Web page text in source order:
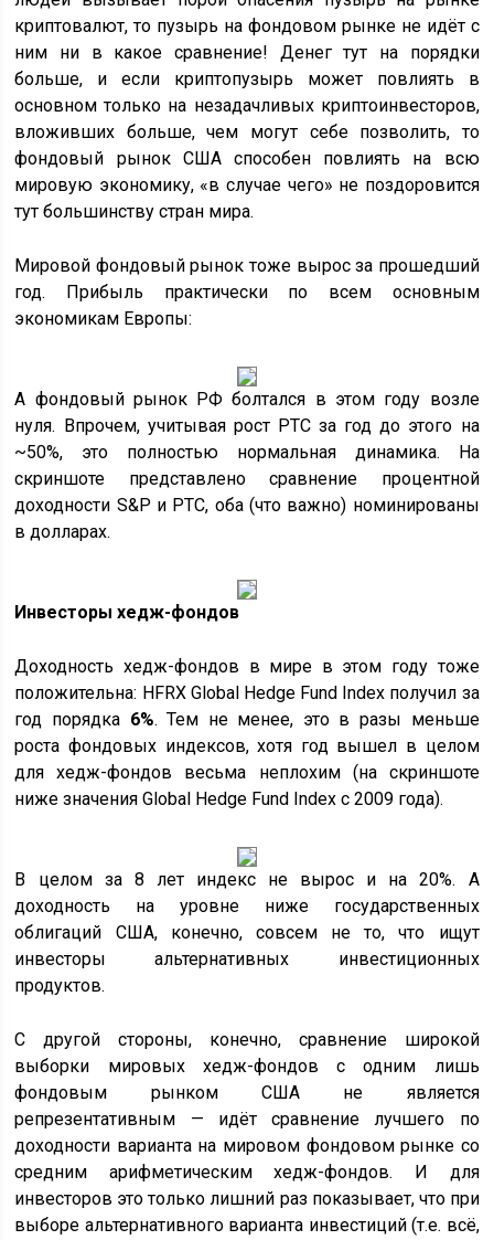
криптовалют, то пузырь на фондовом рынке не идёт с
ним ни в какое сравнение! Денег тут на порядки
больше, и если криптопузырь может повлиять в
основном только на незадачливых криптоинвесторов,
вложивших больше, чем могут себе позволить, то
фондовый рынок США способен повлиять на всю
мировую экономику, «в случае чего» не поздоровится
тут большинству стран мира.
Мировой фондовый рынок тоже вырос за прошедший
год. Прибыль практически по всем основным
экономикам Европы:
А фондовый рынок РФ болтался в этом году возле
нуля. Впрочем, учитывая рост РТС за год до этого на
~50%, это полностью нормальная динамика. На
скриншоте представлено сравнение процентной
доходности S&P и РТС, оба (что важно) номинированы
в долларах.
Инвесторы хедж-фондов
Доходность хедж-фондов в мире в этом году тоже
положительна: HFRX Global Hedge Fund Index получил за
год порядка 6%. Тем не менее, это в разы меньше
роста фондовых индексов, хотя год вышел в целом
для хедж-фондов весьма неплохим (на скриншоте
ниже значения Global Hedge Fund Index с 2009 года).
В целом за 8 лет индекс не вырос и на 20%. А
доходность на уровне ниже государственных
облигаций США, конечно, совсем не то, что ищут
инвесторы альтернативных инвестиционных
продуктов.
С другой стороны, конечно, сравнение широкой
выборки мировых хедж-фондов с одним лишь
фондовым рынком США не является
репрезентативным — идёт сравнение лучшего по
доходности варианта на мировом фондовом рынке со
средним арифметическим хедж-фондов. И для
инвесторов это только лишний раз показывает, что при
выборе альтернативного варианта инвестиций (т.е. всё,